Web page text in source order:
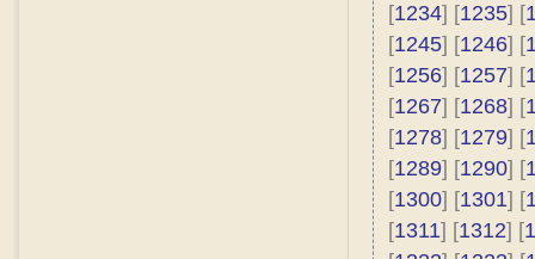
[1234] [1235] [
[1245] [1246] [
[1256] [1257] [
[1267] [1268] [
[1278] [1279] [
[1289] [1290] [
[1300] [1301] [
[1311] [1312] [